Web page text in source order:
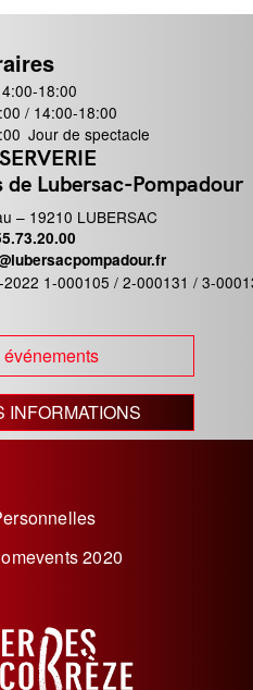
18:00
/ 14:00-18:00
Jour de spectacle
Lubersac-Pompadour
– 19210 LUBERSAC
2022 1-000105 / 2-000131 / 3-
INFORMATIONS
2020